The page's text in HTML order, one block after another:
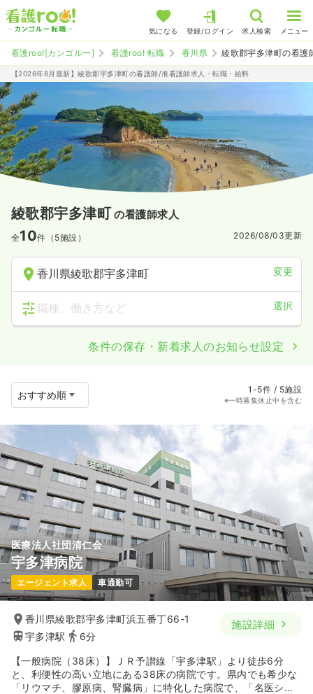
気になる 登録/ログイン 求人検索 メニュー
看護roo![カンゴルー] 看護roo! 転職 香川県 綾歌郡宇多津町の看護
【2026年8月最新】綾歌郡宇多津町の看護師/准看護師求人・転職・給料
綾歌郡宇多津町 の看護師求人
全10件（5施設） 2026/08/03更新
香川県綾歌郡宇多津町 変更
職種、働き方など 選択
条件の保存・新着求人のお知らせ設定
1-5件 / 5施設
※一時募集休止中を含む
医療法人社団清仁会
宇多津病院
エージェント求人 車通勤可
香川県綾歌郡宇多津町浜五番丁66-1
宇多津駅
6分
施設詳細
【一般病院（38床）】ＪＲ予讃線「宇多津駅」より徒歩6分
と、利便性の高い立地にある38床の病院です。県内でも希少な
「リウマチ、膠原病、腎臓病」に特化した病院で、「名医シリ